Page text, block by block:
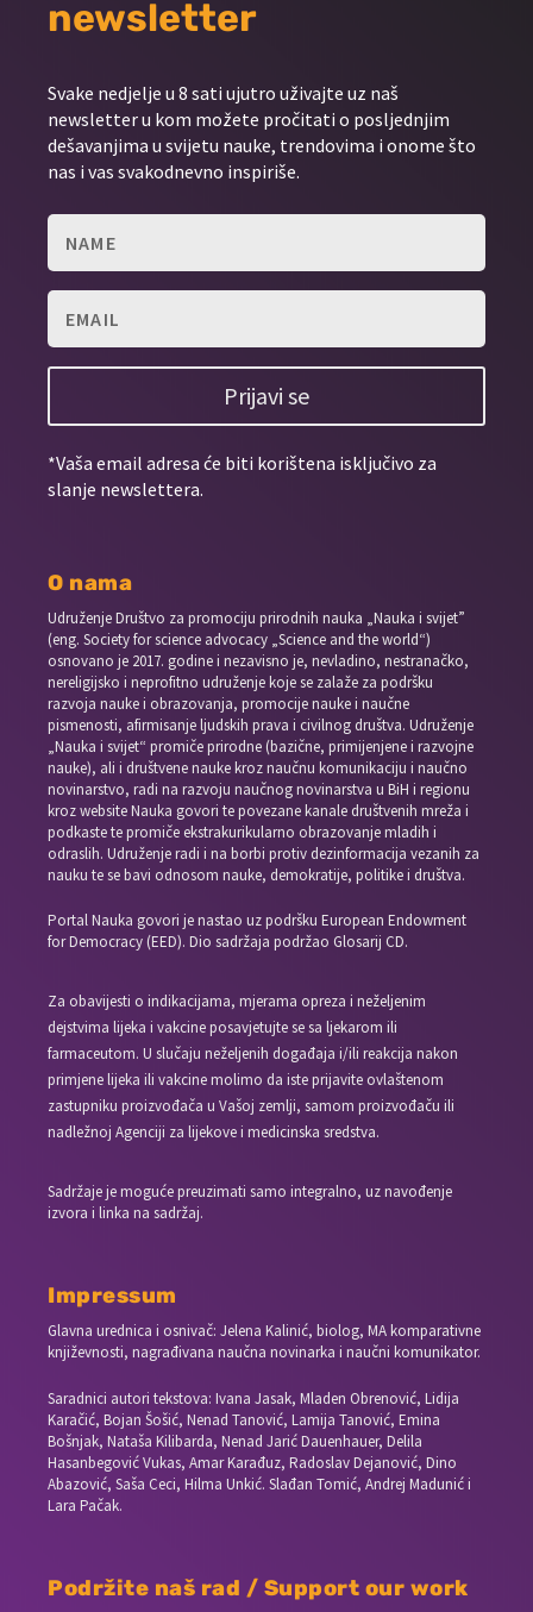
newsletter
Svake nedjelje u 8 sati ujutro uživajte uz naš
newsletter u kom možete pročitati o posljednjim
dešavanjima u svijetu nauke, trendovima i onome što
nas i vas svakodnevno inspiriše.
Prijavi se
*Vaša email adresa će biti korištena isključivo za
slanje newslettera.
O nama
Udruženje Društvo za promociju prirodnih nauka „Nauka i svijet”
(eng. Society for science advocacy „Science and the world“)
osnovano je 2017. godine i nezavisno je, nevladino, nestranačko,
nereligijsko i neprofitno udruženje koje se zalaže za podršku
razvoja nauke i obrazovanja, promocije nauke i naučne
pismenosti, afirmisanje ljudskih prava i civilnog društva. Udruženje
„Nauka i svijet“ promiče prirodne (bazične, primijenjene i razvojne
nauke), ali i društvene nauke kroz naučnu komunikaciju i naučno
novinarstvo, radi na razvoju naučnog novinarstva u BiH i regionu
kroz website Nauka govori te povezane kanale društvenih mreža i
podkaste te promiče ekstrakurikularno obrazovanje mladih i
odraslih. Udruženje radi i na borbi protiv dezinformacija vezanih za
nauku te se bavi odnosom nauke, demokratije, politike i društva.
Portal Nauka govori je nastao uz podršku European Endowment
for Democracy (EED). Dio sadržaja podržao Glosarij CD.
Za obavijesti o indikacijama, mjerama opreza i neželjenim
dejstvima lijeka i vakcine posavjetujte se sa ljekarom ili
farmaceutom. U slučaju neželjenih događaja i/ili reakcija nakon
primjene lijeka ili vakcine molimo da iste prijavite ovlaštenom
zastupniku proizvođača u Vašoj zemlji, samom proizvođaču ili
nadležnoj Agenciji za lijekove i medicinska sredstva.
Sadržaje je moguće preuzimati samo integralno, uz navođenje
izvora i linka na sadržaj.
Impressum
Glavna urednica i osnivač: Jelena Kalinić, biolog, MA komparativne
književnosti, nagrađivana naučna novinarka i naučni komunikator.
Saradnici autori tekstova: Ivana Jasak, Mladen Obrenović, Lidija
Karačić, Bojan Šošić, Nenad Tanović, Lamija Tanović, Emina
Bošnjak, Nataša Kilibarda, Nenad Jarić Dauenhauer, Delila
Hasanbegović Vukas, Amar Karađuz, Radoslav Dejanović, Dino
Abazović, Saša Ceci, Hilma Unkić. Slađan Tomić, Andrej Madunić i
Lara Pačak.
Podržite naš rad / Support our work